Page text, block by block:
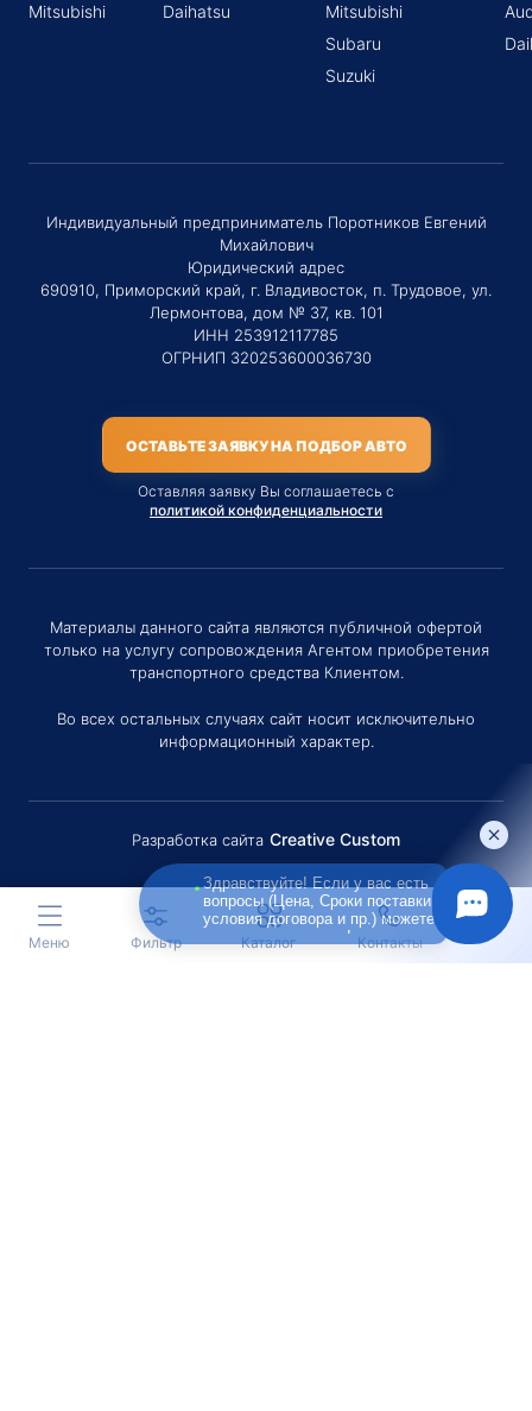
Mitsubishi
Daihatsu
Mitsubishi
Subaru
Suzuki
Индивидуальный предприниматель Поротников Евгений
Михайлович
Юридический адрес
690910, Приморский край, г. Владивосток, п. Трудовое, ул.
Лермонтова, дом № 37, кв. 101
ИНН 253912117785
ОГРНИП 320253600036730
ОСТАВЬТЕ ЗАЯВКУ НА ПОДБОР АВТО
Оставляя заявку Вы соглашаетесь с
политикой конфиденциальности
Материалы данного сайта являются публичной офертой
только на услугу сопровождения Агентом приобретения
транспортного средства Клиентом.
Во всех остальных случаях сайт носит исключительно
информационный характер.
Разработка сайта Creative Custom
Меню Фильтр Каталог Контакты
Здравствуйте! Если у вас есть
вопросы (Цена, Сроки поставки,
условия договора и пр.) можете
задать их мне в чат!